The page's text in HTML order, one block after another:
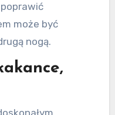
może być
nogą.